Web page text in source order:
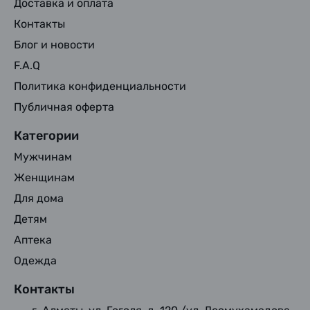
Доставка и оплата
Контакты
Блог и новости
F.A.Q
Политика конфиденциальности
Публичная оферта
Категории
Мужчинам
Женщинам
Для дома
Детям
Аптека
Одежда
Контакты